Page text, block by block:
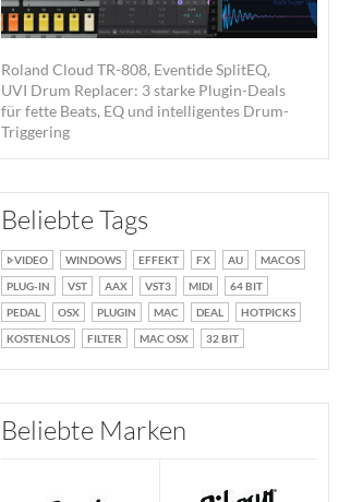
Roland Cloud TR-808, Eventide SplitEQ,
UVI Drum Replacer: 3 starke Plugin-Deals
für fette Beats, EQ und intelligentes Drum-
Triggering
Beliebte Tags
VIDEO WINDOWS EFFEKT FX AU
MACOS
PLUG-IN
VST AAX VST3 MIDI
64 BIT
PEDAL
OSX PLUGIN MAC DEAL
HOTPICKS
KOSTENLOS
FILTER MAC OSX 32 BIT
Beliebte Marken